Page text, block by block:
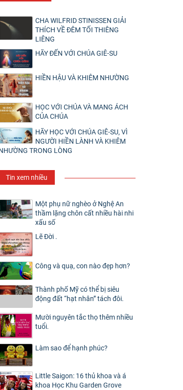
CHA WILFRID STINISSEN GIẢI
THÍCH VỀ ĐÊM TỐI THIÊNG
LIÊNG
HÃY ĐẾN VỚI CHÚA GIÊ-SU
HIỀN HẬU VÀ KHIÊM NHƯỜNG
HỌC VỚI CHÚA VÀ MANG ÁCH
CỦA CHÚA
HÃY HỌC VỚI CHÚA GIÊ-SU, VÌ
NGƯỜI HIỀN LÀNH VÀ KHIÊM
TRONG LÒNG
Tin xem nhiều
Một phụ nữ nghèo ở Nghệ An
thầm lặng chôn cất nhiều hài nhi
xấu số
Lẽ Đời .
Công và quạ, con nào đẹp hơn?
Thành phố Mỹ có thể bị siêu
động đất “hạt nhân” tách đôi.
Mười nguyên tắc thọ thêm nhiều
tuổi.
Làm sao để hạnh phúc?
Little Saigon: 16 thủ khoa và á
khoa Học Khu Garden Grove